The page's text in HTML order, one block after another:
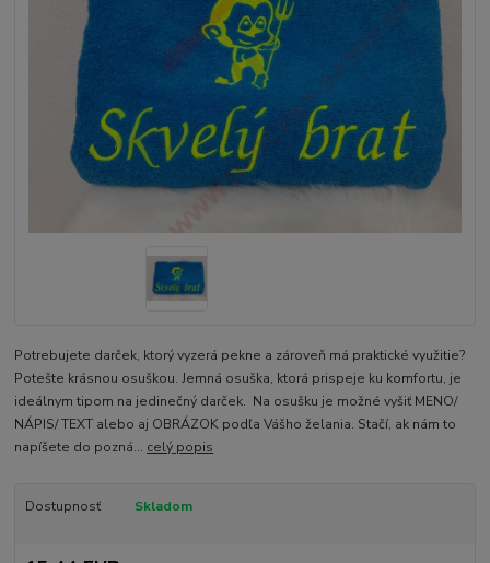
Potrebujete darček, ktorý vyzerá pekne a zároveň má praktické využitie?
Potešte krásnou osuškou. Jemná osuška, ktorá prispeje ku komfortu, je
ideálnym tipom na jedinečný darček. Na osušku je možné vyšiť MENO/
NÁPIS/ TEXT alebo aj OBRÁZOK podľa Vášho želania. Stačí, ak nám to
napíšete do pozná... celý popis
Dostupnosť Skladom